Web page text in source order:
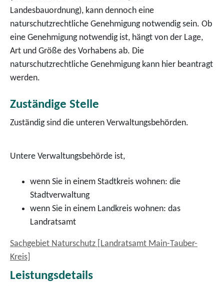
Landesbauordnung), kann dennoch eine
naturschutzrechtliche Genehmigung notwendig sein. Ob
eine Genehmigung notwendig ist, hängt von der Lage,
Art und Größe des Vorhabens ab. Die
naturschutzrechtliche Genehmigung kann hier beantragt
werden.
Zuständige Stelle
Zuständig sind die unteren Verwaltungsbehörden.
Untere Verwaltungsbehörde ist,
wenn Sie in einem Stadtkreis wohnen: die
Stadtverwaltung
wenn Sie in einem Landkreis wohnen: das
Landratsamt
Sachgebiet Naturschutz [Landratsamt Main-Tauber-
Kreis]
Leistungsdetails